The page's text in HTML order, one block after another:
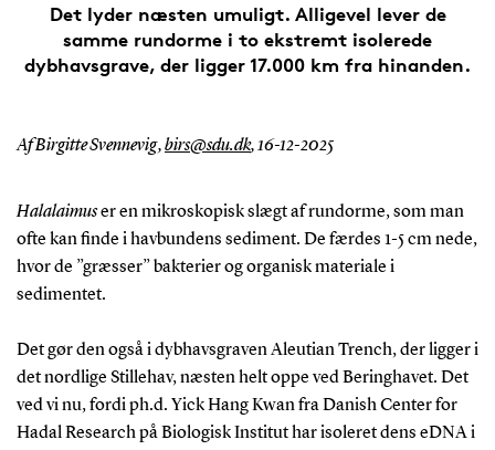
Det lyder næsten umuligt. Alligevel lever de
samme rundorme i to ekstremt isolerede
dybhavsgrave, der ligger 17.000 km fra hinanden.
Af Birgitte Svennevig,birs@sdu.dk,16-12-2025
Halalaimuser en mikroskopisk slægt af rundorme, som man
ofte kan finde i havbundens sediment. De færdes 1-5 cm nede,
hvor de ”græsser” bakterier og organisk materiale i
sedimentet.
Det gør den også i dybhavsgraven Aleutian Trench, der ligger i
det nordlige Stillehav, næsten helt oppe ved Beringhavet. Det
ved vi nu, fordi ph.d. Yick Hang Kwan fra Danish Center for
Hadal Research på Biologisk Institut har isoleret dens eDNA i